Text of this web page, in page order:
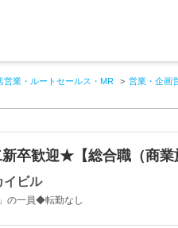
営業・ルートセールス・MR 営業・企画
卒歓迎★【総合職（商業
イビル
の一員◆転勤なし